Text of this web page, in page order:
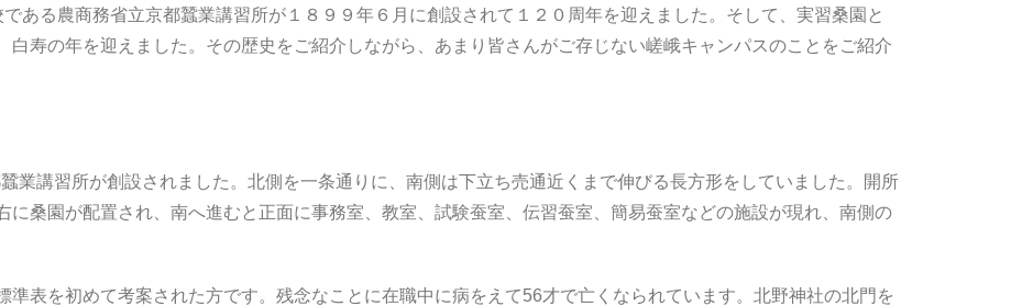
ある農商務省立京都蠶業講習所が１８９９年６月に創設されて１２０周年を迎えました。そして、実習桑園と
白寿の年を迎えました。その歴史をご紹介しながら、あまり皆さんがご存じない嵯峨キャンパスのことをご紹介
業講習所が創設されました。北側を一条通りに、南側は下立ち売通近くまで伸びる長方形をしていました。開所
に桑園が配置され、南へ進むと正面に事務室、教室、試験蚕室、伝習蚕室、簡易蚕室などの施設が現れ、南側の
準表を初めて考案された方です。残念なことに在職中に病をえて56才で亡くなられています。北野神社の北門を